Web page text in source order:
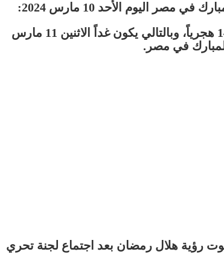
مصر اليوم الأحد 10 مارس 2024:
ثبت رؤية هلال شهر رمضان 1446 هجرياً، وبالتالي يكون غداً الاثنين 11 مارس
رؤية هلال رمضان بعد اجتماع لجنة تحري